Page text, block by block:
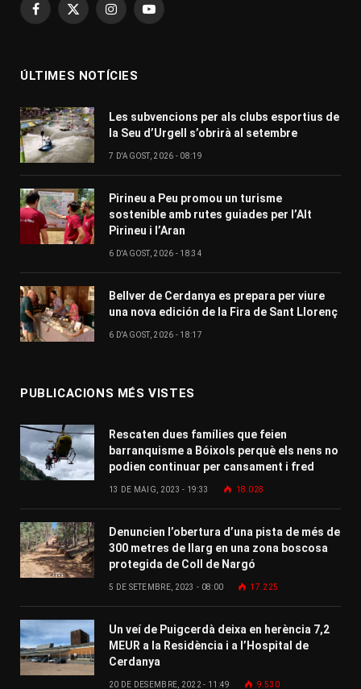
Facebook
X
InstagramYouTube
ÚLTIMES NOTÍCIES
Les subvencions per als clubs esportius de
la Seu d’Urgell s’obrirà al setembre
7 D'AGOST, 2026 - 08:19
Pirineu a Peu promou un turisme
sostenible amb rutes guiades per l’Alt
Pirineu i l’Aran
6 D'AGOST, 2026 - 18:34
Bellver de Cerdanya es prepara per viure
una nova edición de la Fira de Sant Llorenç
6 D'AGOST, 2026 - 18:17
PUBLICACIONS MÉS VISTES
Rescaten dues famílies que feien
barranquisme a Bóixols perquè els nens no
podien continuar per cansament i fred
13 DE MAIG, 2023 - 19:33 18.028
Denuncien l’obertura d’una pista de més de
300 metres de llarg en una zona boscosa
protegida de Coll de Nargó
5 DE SETEMBRE, 2023 - 08:00 17.225
Un veí de Puigcerdà deixa en herència 7,2
MEUR a la Residència i a l’Hospital de
Cerdanya
20 DE DESEMBRE, 2022 - 11:49 9.530